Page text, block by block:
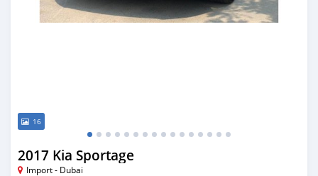
16
2017 Kia Sportage
Import - Dubai